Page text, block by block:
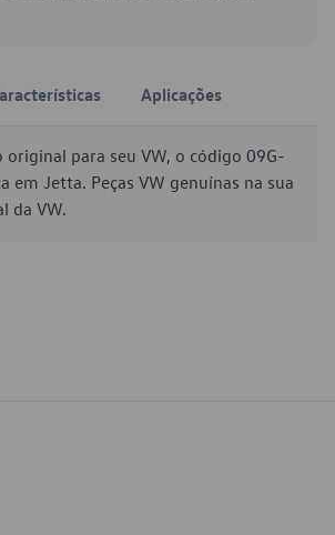
Aplicações
original para seu VW, o código 09G-
em Jetta. Peças VW genuínas na sua
da VW.